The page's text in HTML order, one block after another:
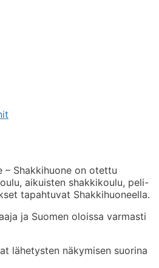
– Shakkihuone on otettu
aikuisten shakkikoulu, peli-
tapahtuvat Shakkihuoneella.
ja Suomen oloissa varmasti
lähetysten näkymisen suorina